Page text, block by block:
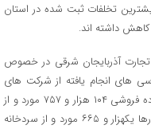
تخلفات ثبت شده در استان
داشته اند.
آذربایجان شرقی در خصوص
های انجام یافته از شرکت های
وارد کننده کالا حدود یکهزار و ۳۱۷ و از صنوف خرده فروشی ۱۰۴ هزار و ۷۵۷ مورد و از
صنوف عمده فروشی ده هزار و ۹۹۵ مورد و از انبارها یکهزار و ۶۶۵ مورد و از سردخانه